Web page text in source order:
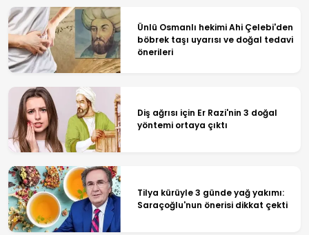
Ünlü Osmanlı hekimi Ahi Çelebi'den
böbrek taşı uyarısı ve doğal tedavi
önerileri
Diş ağrısı için Er Razi'nin 3 doğal
yöntemi ortaya çıktı
Tilya kürüyle 3 günde yağ yakımı:
Saraçoğlu'nun önerisi dikkat çekti